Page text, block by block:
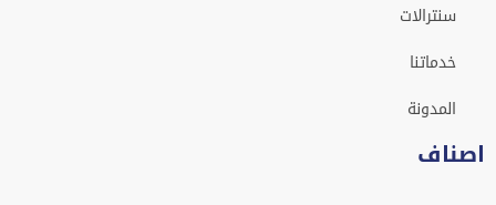
سنترالات
خدماتنا
المدونة
اصناف